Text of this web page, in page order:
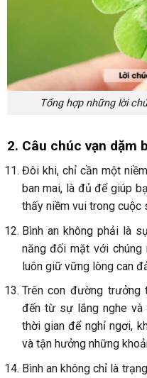
Tổng hợp những lời
2. Câu chúc vạn dặm
Đôi khi, chỉ cần một
ban mai, là đủ để giúp
thấy niềm vui trong cuộc
Bình an không phải là
năng đối mặt với
luôn giữ vững lòng can
Trên con đường trưởng
đến từ sự lắng nghe và
thời gian để nghỉ ngơi,
và tận hưởng những
Bình an không chỉ là